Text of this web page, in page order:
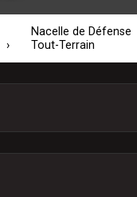
Nacelle de Défense
Tout-Terrain